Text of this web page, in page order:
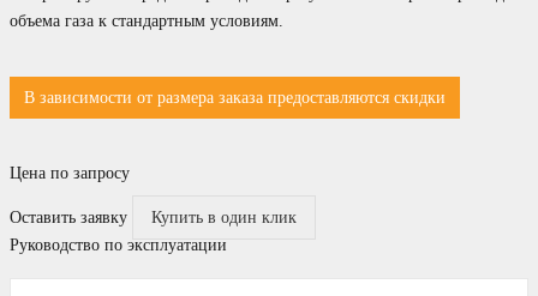
объема газа к стандартным условиям.
В зависимости от размера заказа предоставляются скидки
Цена по запросу
Оставить заявку
Купить в один клик
Руководство по эксплуатации